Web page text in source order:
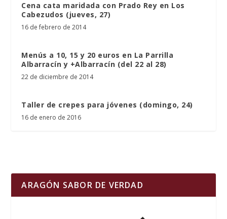
Cena cata maridada con Prado Rey en Los
Cabezudos (jueves, 27)
16 de febrero de 2014
Menús a 10, 15 y 20 euros en La Parrilla
Albarracín y +Albarracín (del 22 al 28)
22 de diciembre de 2014
Taller de crepes para jóvenes (domingo, 24)
16 de enero de 2016
ARAGÓN SABOR DE VERDAD